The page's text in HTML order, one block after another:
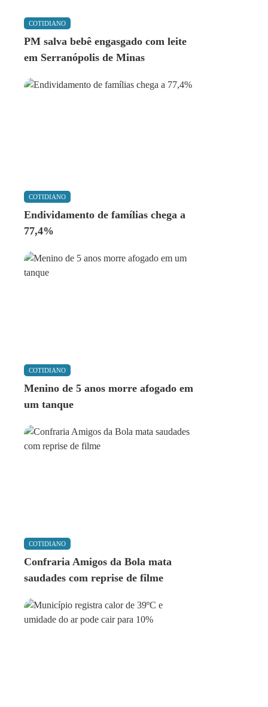
COTIDIANO
PM salva bebê engasgado com leite
em Serranópolis de Minas
COTIDIANO
Endividamento de famílias chega a
77,4%
COTIDIANO
Menino de 5 anos morre afogado em
um tanque
COTIDIANO
Confraria Amigos da Bola mata
saudades com reprise de filme